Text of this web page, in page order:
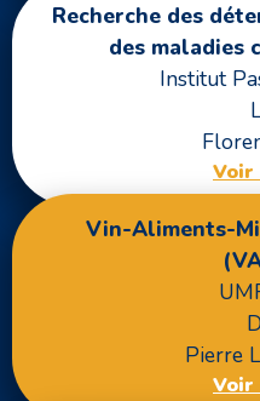
Recherche des
des maladies
Institut
Voir
Vin-Aliments-
Pierre
Voir